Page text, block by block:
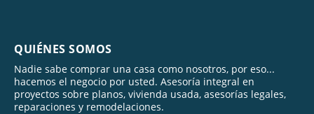
QUIÉNES SOMOS
Nadie sabe comprar una casa como nosotros, por eso...
hacemos el negocio por usted. Asesoría integral en
proyectos sobre planos, vivienda usada, asesorías legales,
reparaciones y remodelaciones.